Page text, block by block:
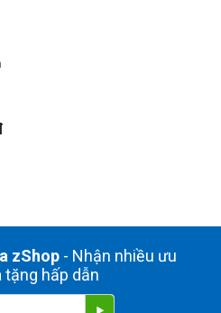
zShop- Nhận nhiều ưu
tặng hấp dẫn